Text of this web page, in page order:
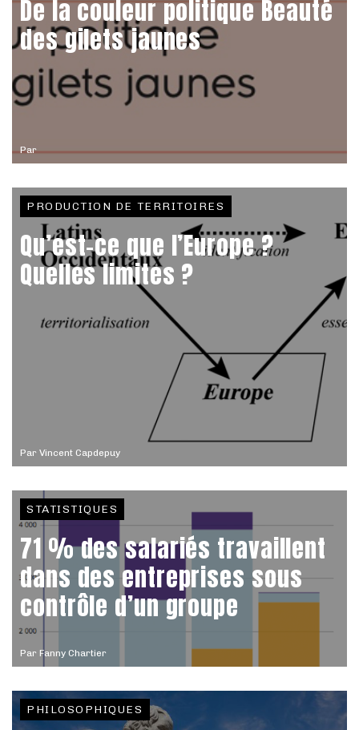
Par
De la couleur politique Beauté
des gilets jaunes
Par Vincent Capdepuy
PRODUCTION DE TERRITOIRES
Qu’est-ce que l’Europe ?
Quelles limites ?
Par Fanny Chartier
STATISTIQUES
71 % des salariés travaillent
dans des entreprises sous
contrôle d’un groupe
PHILOSOPHIQUES